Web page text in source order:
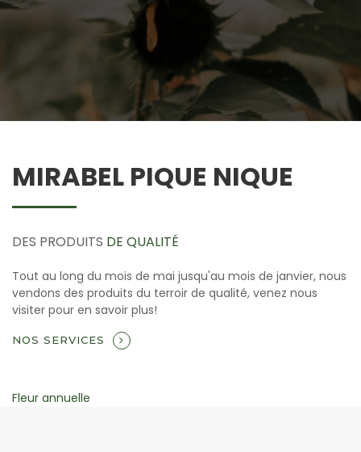
MIRABEL PIQUE NIQUE
DES PRODUITS DE QUALITÉ
Tout au long du mois de mai jusqu'au mois de janvier, nous
vendons des produits du terroir de qualité, venez nous
visiter pour en savoir plus!
NOS SERVICES
Vivace